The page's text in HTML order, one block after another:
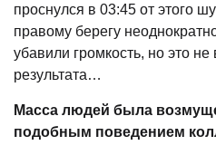
проснулся в 03:45 от этого
правому берегу
убавили громкость, но это
результата…
Масса людей была
подобным поведением